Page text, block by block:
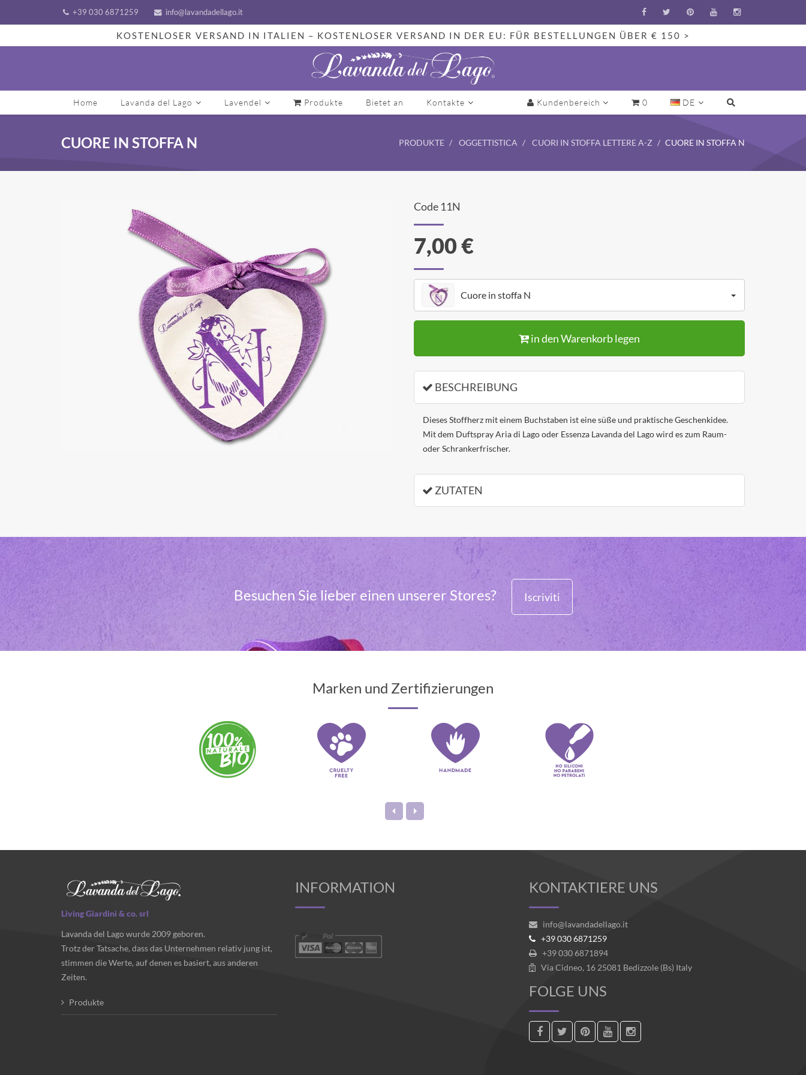
+39 030 6871259 info@lavandadellago.it
KOSTENLOSER VERSAND IN ITALIEN – KOSTENLOSER VERSAND IN DER EU: FÜR BESTELLUNGEN ÜBER € 150 >
Home Lavanda del Lago Lavendel Produkte Bietet an Kontakte Kundenbereich 0 DE
CUORE IN STOFFA N PRODUKTE OGGETTISTICA CUORI IN STOFFA LETTERE A-Z CUORE IN STOFFA N
Code 11N
7,00 €
Cuore in stoffa N
in den Warenkorb legen
BESCHREIBUNG
Dieses Stoffherz mit einem Buchstaben ist eine süße und praktische Geschenkidee.
Mit dem Duftspray Aria di Lago oder Essenza Lavanda del Lago wird es zum Raum-
oder Schrankerfrischer.
ZUTATEN
Besuchen Sie lieber einen unserer Stores? Iscriviti
Marken und Zertifizierungen
Living Giardini & co. srl
Lavanda del Lago wurde 2009 geboren.
Trotz der Tatsache, dass das Unternehmen relativ jung ist,
stimmen die Werte, auf denen es basiert, aus anderen
Zeiten.
Produkte
INFORMATION KONTAKTIERE UNS
info@lavandadellago.it
+39 030 6871259
+39 030 6871894
Via Cidneo, 16 25081 Bedizzole (Bs) Italy
FOLGE UNS